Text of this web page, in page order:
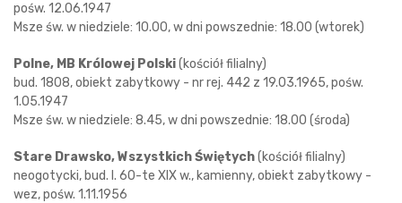
pośw. 12.06.1947
Msze św. w niedziele: 10.00, w dni powszednie: 18.00 (wtorek)
Polne, MB Królowej Polski(kościół filialny)
bud. 1808, obiekt zabytkowy - nr rej. 442 z 19.03.1965, pośw.
1.05.1947
Msze św. w niedziele: 8.45, w dni powszednie: 18.00 (środa)
Stare Drawsko, Wszystkich Świętych(kościół filialny)
neogotycki, bud. l. 60-te XIX w., kamienny, obiekt zabytkowy -
wez, pośw. 1.11.1956